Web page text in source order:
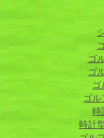
ゴ
ゴ
ゴ
ゴル
時
時計